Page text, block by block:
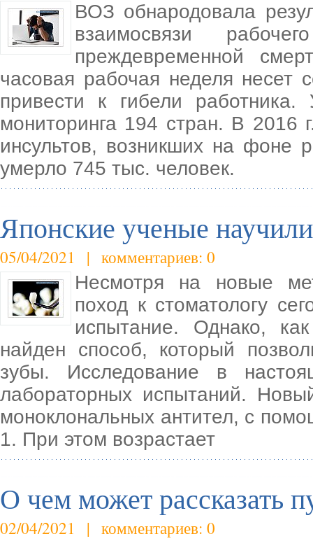
ВОЗ обнародовала
взаимосвязи
преждевременной
часовая рабочая неделя несет
привести к гибели
мониторинга 194 стран. В 2016
инсультов, возникших на
умерло 745 тыс. человек.
Японские ученые
05/04/2021 | комментариев: 0
Несмотря на новые
поход к стоматологу
испытание. Однако,
найден способ, который
зубы. Исследование в
лабораторных испытаний.
моноклональных антител, с
1. При этом возрастает
О чем может рассказать
02/04/2021 | комментариев: 0